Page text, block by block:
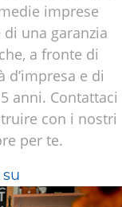
imprese
una garanzia
a fronte di
d’impresa e di
anni. Contattaci
con i nostri
per te.
Chirografario